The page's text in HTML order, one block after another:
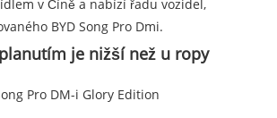
v Číně a nabízí řadu vozidel,
BYD Song Pro Dmi.
je nižší než u ropy
Pro DM-i Glory Edition